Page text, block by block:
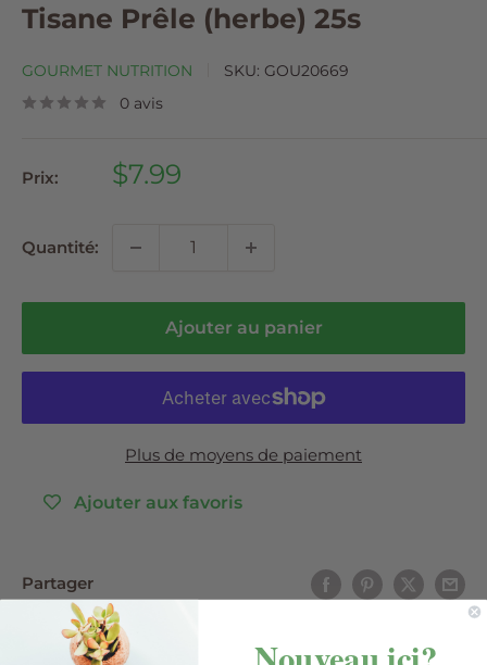
Tisane Prêle (herbe) 25s
GOURMET NUTRITION SKU: GOU20669
0 avis
Prix:
Prix
$7.99
Quantité:
Ajouter au panier
Plus de moyens de paiement
Ajouter aux favoris
Partager